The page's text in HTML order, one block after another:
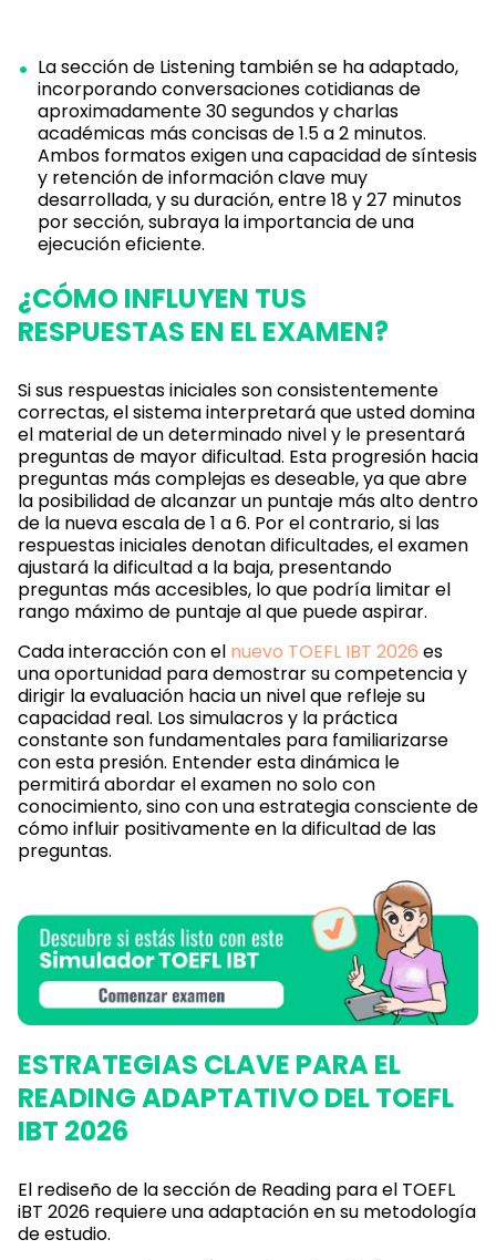
La sección de Listening también se ha adaptado,
incorporando conversaciones cotidianas de
aproximadamente 30 segundos y charlas
académicas más concisas de 1.5 a 2 minutos.
Ambos formatos exigen una capacidad de síntesis
y retención de información clave muy
desarrollada, y su duración, entre 18 y 27 minutos
por sección, subraya la importancia de una
ejecución eficiente.
¿CÓMO INFLUYEN TUS
RESPUESTAS EN EL EXAMEN?
Si sus respuestas iniciales son consistentemente
correctas, el sistema interpretará que usted domina
el material de un determinado nivel y le presentará
preguntas de mayor dificultad. Esta progresión hacia
preguntas más complejas es deseable, ya que abre
la posibilidad de alcanzar un puntaje más alto dentro
de la nueva escala de 1 a 6. Por el contrario, si las
respuestas iniciales denotan dificultades, el examen
ajustará la dificultad a la baja, presentando
preguntas más accesibles, lo que podría limitar el
rango máximo de puntaje al que puede aspirar.
Cada interacción con el nuevo TOEFL IBT 2026 es
una oportunidad para demostrar su competencia y
dirigir la evaluación hacia un nivel que refleje su
capacidad real. Los simulacros y la práctica
constante son fundamentales para familiarizarse
con esta presión. Entender esta dinámica le
permitirá abordar el examen no solo con
conocimiento, sino con una estrategia consciente de
cómo influir positivamente en la dificultad de las
preguntas.
ESTRATEGIAS CLAVE PARA EL
READING ADAPTATIVO DEL TOEFL
IBT 2026
El rediseño de la sección de Reading para el TOEFL
iBT 2026 requiere una adaptación en su metodología
de estudio.